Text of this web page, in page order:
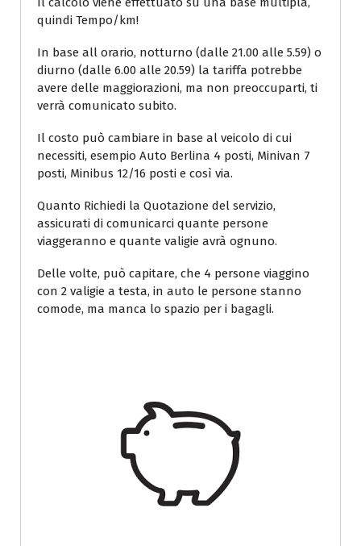
quindi Tempo/km!
In base all orario, notturno (dalle 21.00 alle 5.59) o
diurno (dalle 6.00 alle 20.59) la tariffa potrebbe
avere delle maggiorazioni, ma non preoccuparti, ti
verrà comunicato subito.
Il costo può cambiare in base al veicolo di cui
necessiti, esempio Auto Berlina 4 posti, Minivan 7
posti, Minibus 12/16 posti e così via.
Quanto Richiedi la Quotazione del servizio,
assicurati di comunicarci quante persone
viaggeranno e quante valigie avrà ognuno.
Delle volte, può capitare, che 4 persone viaggino
con 2 valigie a testa, in auto le persone stanno
comode, ma manca lo spazio per i bagagli.